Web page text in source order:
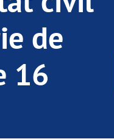
de
16